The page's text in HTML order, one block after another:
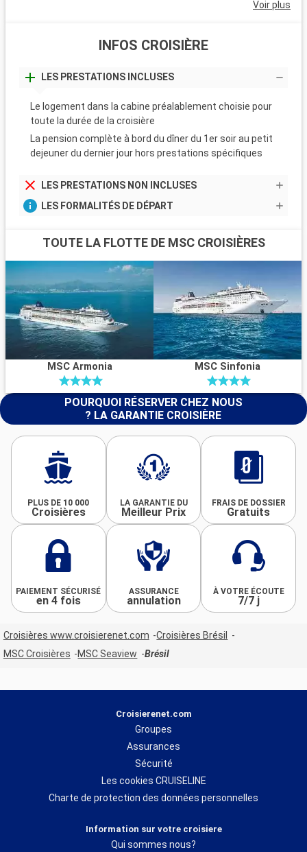
Voir plus
INFOS CROISIÈRE
LES PRESTATIONS INCLUSES
Le logement dans la cabine préalablement choisie pour
toute la durée de la croisière
La pension complète à bord du dîner du 1er soir au petit
dejeuner du dernier jour hors prestations spécifiques
LES PRESTATIONS NON INCLUSES
LES FORMALITÉS DE DÉPART
TOUTE LA FLOTTE DE MSC CROISIÈRES
MSC Armonia MSC Sinfonia
POURQUOI RÉSERVER CHEZ NOUS
? LA GARANTIE CROISIÈRE
PLUS DE 10 000
Croisières
LA GARANTIE DU
Meilleur Prix
FRAIS DE DOSSIER
Gratuits
PAIEMENT SÉCURISÉ
en 4 fois
ASSURANCE
annulation
À VOTRE ÉCOUTE
7/7 j
Croisières www.croisierenet.com
Croisières Brésil
MSC Croisières
MSC Seaview Brésil
Croisierenet.com
Groupes
Assurances
Sécurité
Les cookies CRUISELINE
Charte de protection des données personnelles
Information sur votre croisiere
Qui sommes nous?